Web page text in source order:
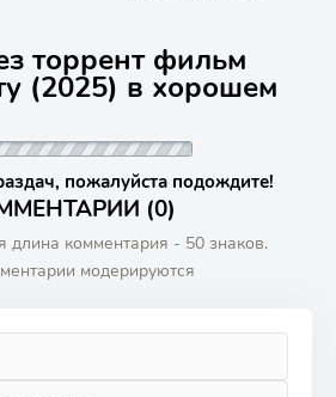
торрент фильм
(2025) в хорошем
пожалуйста подождите!
(0)
длина комментария - 50 знаков.
модерируются